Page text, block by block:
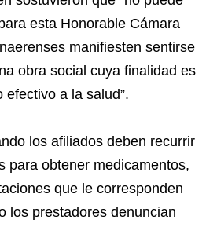
esta Honorable Cámara
manifiesten sentirse
obra social cuya finalidad es
a la salud”.
los afiliados deben recurrir
para obtener medicamentos,
que le corresponden
los prestadores denuncian